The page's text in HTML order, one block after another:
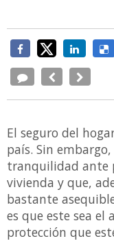
El seguro del
país. Sin
tranquilidad ante
vivienda y que,
bastante
es que este sea el
protección que